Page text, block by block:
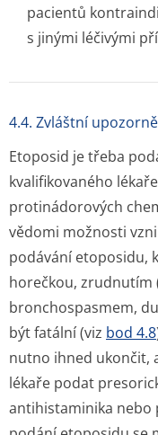
pacientů
s jinými léčivými
4.4. Zvláštní
Etoposid je třeba
kvalifikovaného
protinádorových
vědomi možnosti
podávání etoposidu,
horečkou, zrudnutím
bronchospasmem,
být fatální (viz bod 4.8
nutno ihned ukončit,
lékaře podat
antihistaminika nebo